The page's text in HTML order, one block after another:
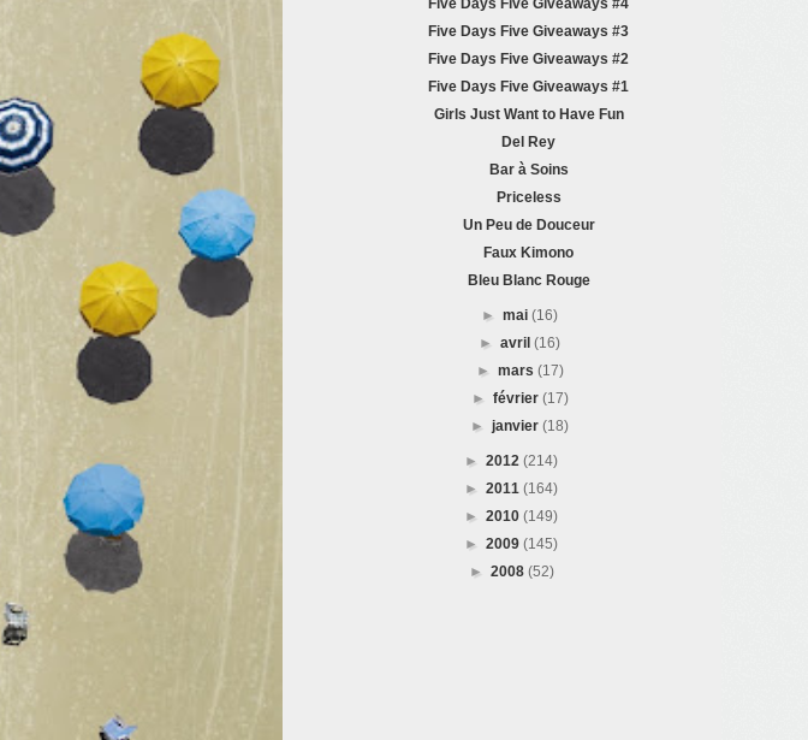
Five Days Five Giveaways #3
Five Days Five Giveaways #2
Five Days Five Giveaways #1
Girls Just Want to Have Fun
Del Rey
Bar à Soins
Priceless
Un Peu de Douceur
Faux Kimono
Bleu Blanc Rouge
►mai(16)
►avril(16)
► mars (17)
► février (17)
►janvier(18)
► 2012 (214)
► 2011 (164)
► 2010 (149)
► 2009 (145)
► 2008 (52)